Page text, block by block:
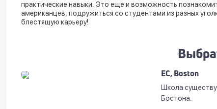
практические навыки. Это еще и возможность
американцев, подружиться со студентами из разных
блестящую карьеру!
EC, Boston
Школа
Бостона.